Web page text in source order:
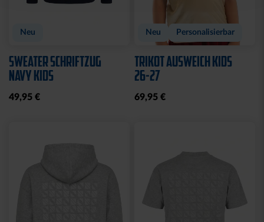
Neu
SWEATER SCHRIFTZUG
NAVY KIDS
49,95 €
Neu Personalisierbar
TRIKOT AUSWEICH KIDS
26-27
69,95 €